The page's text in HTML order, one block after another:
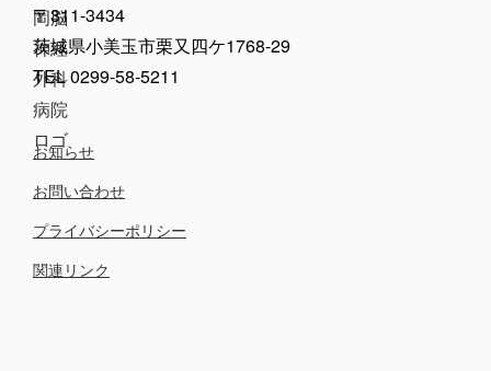
〒311-3434
茨城県小美玉市栗又四ケ1768-29
TEL 0299-58-5211
お知らせ
お問い合わせ
プライバシーポリシー
関連リンク